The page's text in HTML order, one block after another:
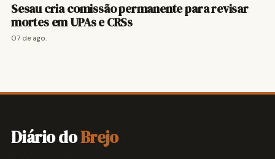
Sesau cria comissão permanente para revisar
mortes em UPAs e CRSs
07 de ago.
Diário doBrejo